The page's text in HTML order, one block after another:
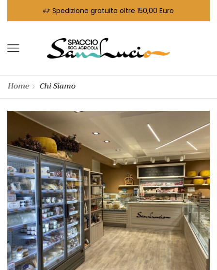
Spedizione gratuita oltre 150,00 Euro
Home Chi Siamo